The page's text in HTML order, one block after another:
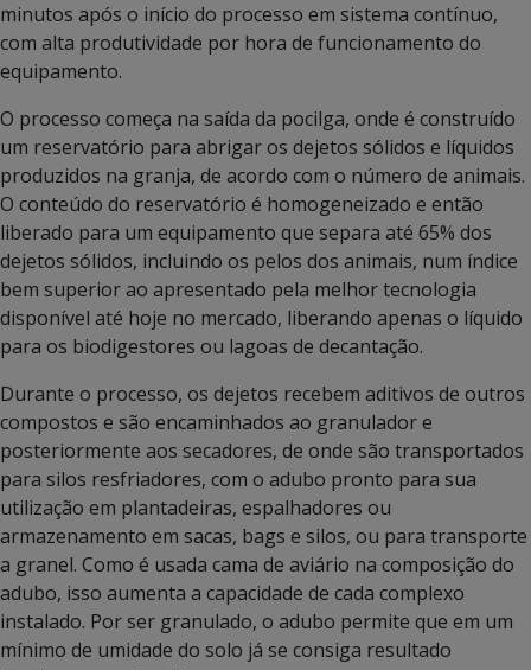
minutos após o início do processo em sistema contínuo,
com alta produtividade por hora de funcionamento do
equipamento.
O processo começa na saída da pocilga, onde é construído
um reservatório para abrigar os dejetos sólidos e líquidos
produzidos na granja, de acordo com o número de animais.
O conteúdo do reservatório é homogeneizado e então
liberado para um equipamento que separa até 65% dos
dejetos sólidos, incluindo os pelos dos animais, num índice
bem superior ao apresentado pela melhor tecnologia
disponível até hoje no mercado, liberando apenas o líquido
para os biodigestores ou lagoas de decantação.
Durante o processo, os dejetos recebem aditivos de outros
compostos e são encaminhados ao granulador e
posteriormente aos secadores, de onde são transportados
para silos resfriadores, com o adubo pronto para sua
utilização em plantadeiras, espalhadores ou
armazenamento em sacas, bags e silos, ou para transporte
a granel. Como é usada cama de aviário na composição do
adubo, isso aumenta a capacidade de cada complexo
instalado. Por ser granulado, o adubo permite que em um
mínimo de umidade do solo já se consiga resultado